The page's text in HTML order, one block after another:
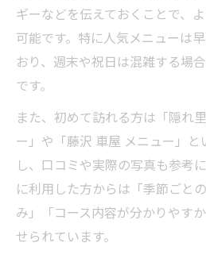
ギーなどを伝えておくことで、
可能です。特に人気メニューは
おり、週末や祝日は混雑する場
です。
また、初めて訪れる方は「隠れ
ー」や「藤沢 車屋 メニュー」
し、口コミや実際の写真も参考
に利用した方からは「季節ごと
み」「コース内容が分かりやす
せられています。